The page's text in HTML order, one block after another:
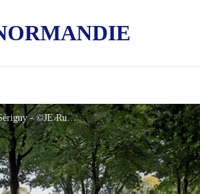
Château du Tertre - Sérigny - ©JE Rubio